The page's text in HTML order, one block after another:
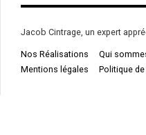
Jacob Cintrage, un expert
Nos Réalisations Qui
Mentions légales
Politique